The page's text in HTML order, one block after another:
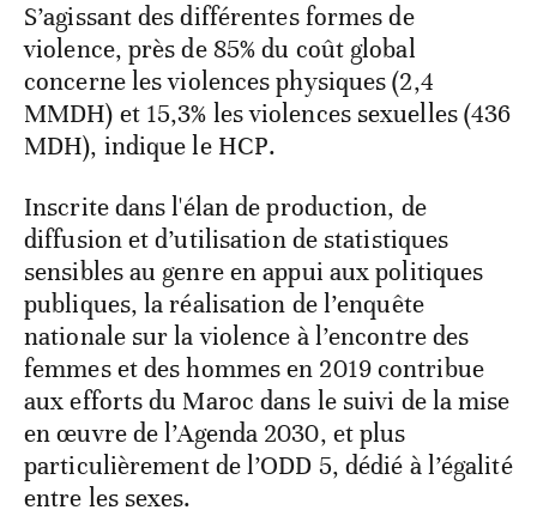
S’agissant des différentes formes de
violence, près de 85% du coût global
concerne les violences physiques (2,4
MMDH) et 15,3% les violences sexuelles (436
MDH), indique le HCP.
Inscrite dans l'élan de production, de
diffusion et d’utilisation de statistiques
sensibles au genre en appui aux politiques
publiques, la réalisation de l’enquête
nationale sur la violence à l’encontre des
femmes et des hommes en 2019 contribue
aux efforts du Maroc dans le suivi de la mise
en œuvre de l’Agenda 2030, et plus
particulièrement de l’ODD 5, dédié à l’égalité
entre les sexes.